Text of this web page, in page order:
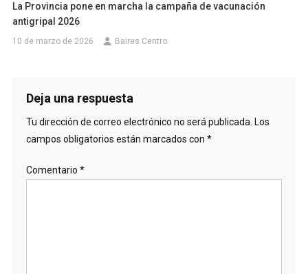
La Provincia pone en marcha la campaña de vacunación
antigripal 2026
10 de marzo de 2026 Baires Centro
Deja una respuesta
Tu dirección de correo electrónico no será publicada. Los
campos obligatorios están marcados con *
Comentario *